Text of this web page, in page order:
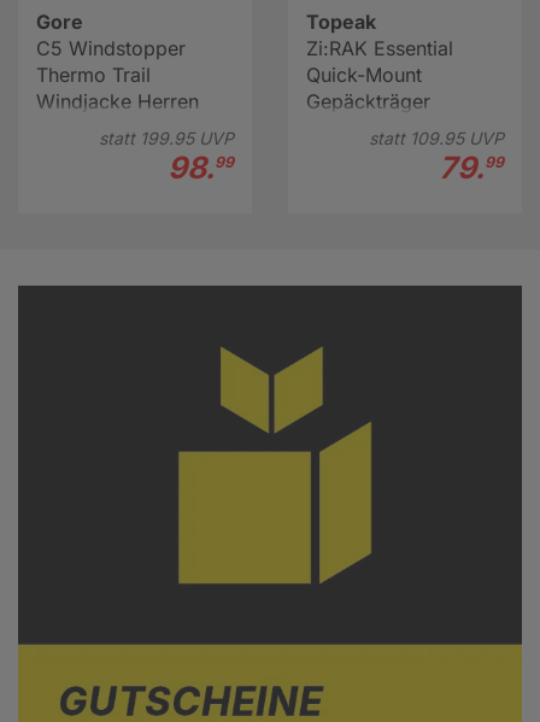
Gore
C5 Windstopper
Thermo Trail
Windjacke Herren
statt 199.95UVP
98.99
Topeak
Zi:RAK Essential
Quick-Mount
Gepäckträger
statt 109.95UVP
79.99